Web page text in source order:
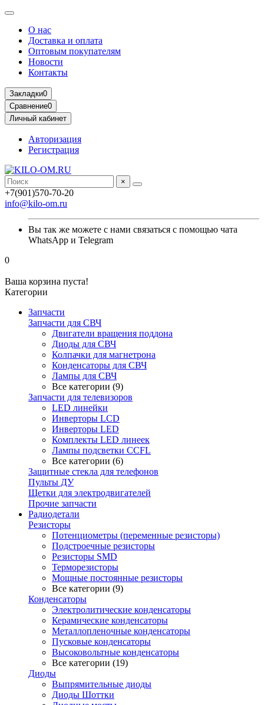
О нас
Доставка и оплата
Оптовым покупателям
Новости
Контакты
Закладки0
Сравнение0
Личный кабинет
Авторизация
Регистрация
×
+7(901)570-70-20
info@kilo-om.ru
Вы так же можете с нами связаться с помощью чата
WhatsApp и Telegram
0
Ваша корзина пуста!
Категории
Запчасти
Запчасти для СВЧ
Двигатели вращения поддона
Диоды для СВЧ
Колпачки для магнетрона
Конденсаторы для СВЧ
Лампы для СВЧ
Все категории (9)
Запчасти для телевизоров
LED линейки
Инверторы LCD
Инверторы LED
Комплекты LED линеек
Лампы подсветки CCFL
Все категории (6)
Защитные стекла для телефонов
Пульты ДУ
Щетки для электродвигателей
Прочие запчасти
Радиодетали
Резисторы
Потенциометры (переменные резисторы)
Подстроечные резисторы
Резисторы SMD
Терморезисторы
Мощные постоянные резисторы
Все категории (9)
Конденсаторы
Электролитические конденсаторы
Керамические конденсаторы
Металлопленочные конденсаторы
Пусковые конденсаторы
Высоковольтные конденсаторы
Все категории (19)
Диоды
Выпрямительные диоды
Диоды Шоттки